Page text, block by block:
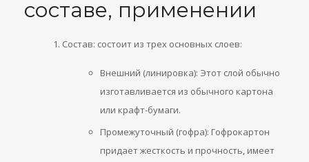
составе, применении
Состав: состоит из трех основных слоев:
Внешний (линировка): Этот слой обычно
изготавливается из обычного картона
или крафт-бумаги.
Промежуточный (гофра): Гофрокартон
придает жесткость и прочность, имеет